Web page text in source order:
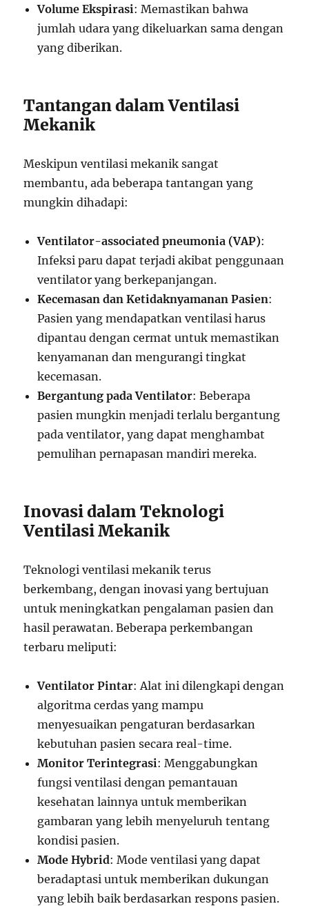
Volume Ekspirasi: Memastikan bahwa
jumlah udara yang dikeluarkan sama dengan
yang diberikan.
Tantangan dalam Ventilasi
Mekanik
Meskipun ventilasi mekanik sangat
membantu, ada beberapa tantangan yang
mungkin dihadapi:
Ventilator-associated pneumonia (VAP):
Infeksi paru dapat terjadi akibat penggunaan
ventilator yang berkepanjangan.
Kecemasan dan Ketidaknyamanan Pasien:
Pasien yang mendapatkan ventilasi harus
dipantau dengan cermat untuk memastikan
kenyamanan dan mengurangi tingkat
kecemasan.
Bergantung pada Ventilator: Beberapa
pasien mungkin menjadi terlalu bergantung
pada ventilator, yang dapat menghambat
pemulihan pernapasan mandiri mereka.
Inovasi dalam Teknologi
Ventilasi Mekanik
Teknologi ventilasi mekanik terus
berkembang, dengan inovasi yang bertujuan
untuk meningkatkan pengalaman pasien dan
hasil perawatan. Beberapa perkembangan
terbaru meliputi:
Ventilator Pintar: Alat ini dilengkapi dengan
algoritma cerdas yang mampu
menyesuaikan pengaturan berdasarkan
kebutuhan pasien secara real-time.
Monitor Terintegrasi: Menggabungkan
fungsi ventilasi dengan pemantauan
kesehatan lainnya untuk memberikan
gambaran yang lebih menyeluruh tentang
kondisi pasien.
Mode Hybrid: Mode ventilasi yang dapat
beradaptasi untuk memberikan dukungan
yang lebih baik berdasarkan respons pasien.